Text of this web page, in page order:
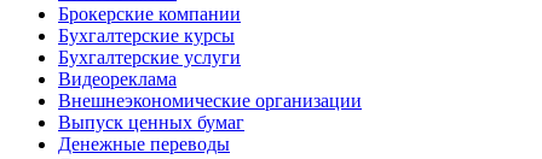
Брокерские компании
Бухгалтерские курсы
Бухгалтерские услуги
Видеореклама
Внешнеэкономические организации
Выпуск ценных бумаг
Денежные переводы